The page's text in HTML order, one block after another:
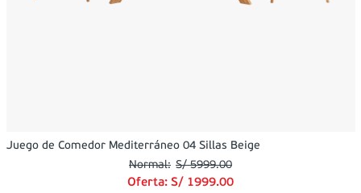
Juego de Comedor Mediterráneo 04 Sillas Beige
S/ 5999.00
Oferta: S/ 1999.00